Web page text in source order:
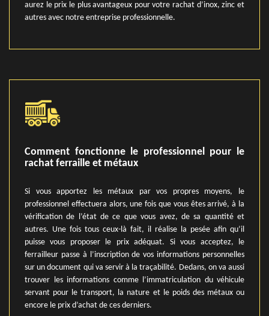
aurez le prix le plus avantageux pour votre rachat d’inox, zinc et
autres avec notre entreprise professionnelle.
Comment fonctionne le professionnel pour le
rachat ferraille et métaux
Si vous apportez les métaux par vos propres moyens, le
professionnel effectuera alors, une fois que vous êtes arrivé, à la
vérification de l’état de ce que vous avez, de sa quantité et
autres. Une fois tous ceux-là fait, il réalise la pesée afin qu’il
puisse vous proposer le prix adéquat. Si vous acceptez, le
ferrailleur passe à l’inscription de vos informations personnelles
sur un document qui va servir à la traçabilité. Dedans, on va aussi
trouver les informations comme l’immatriculation du véhicule
servant pour le transport, la nature et le poids des métaux ou
encore le prix d’achat de ces derniers.